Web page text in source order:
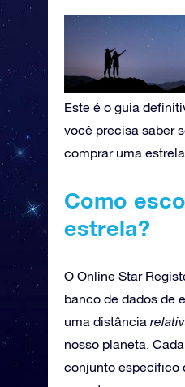
Este é o guia
você precisa saber
comprar uma
Como
estrela?
O Online Star
banco de dados de
uma distância
nosso planeta.
conjunto específico